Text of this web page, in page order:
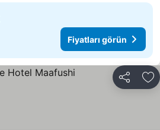
Fiyatları görün
Paylaş